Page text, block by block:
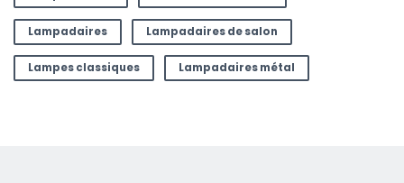
Lampadaires Lampadaires de salon
Lampes classiques Lampadaires métal